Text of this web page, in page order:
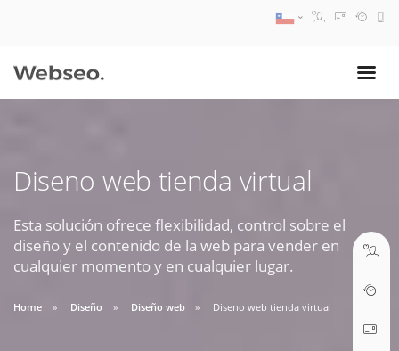
Diseno web tienda virtual
Esta solución ofrece flexibilidad, control sobre el
diseño y el contenido de la web para vender en
cualquier momento y en cualquier lugar.
Home Diseño Diseño web Diseno web tienda virtual
09:30 AM A 18:30 PM
soporte@webseo.cl
ABRIR TICKET